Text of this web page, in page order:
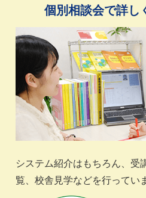
個別相談会で詳し
システム紹介はもちろん、受
覧、校舎見学などを行ってい